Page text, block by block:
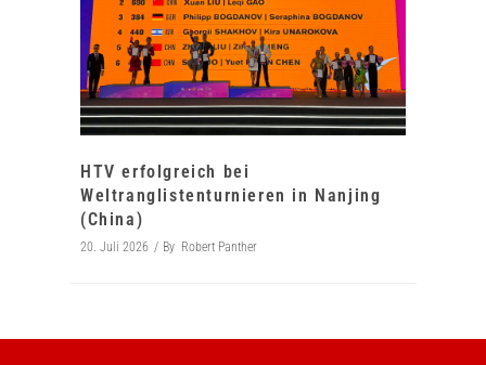
HTV erfolgreich bei
Weltranglistenturnieren in Nanjing
(China)
20. Juli 2026 By Robert Panther